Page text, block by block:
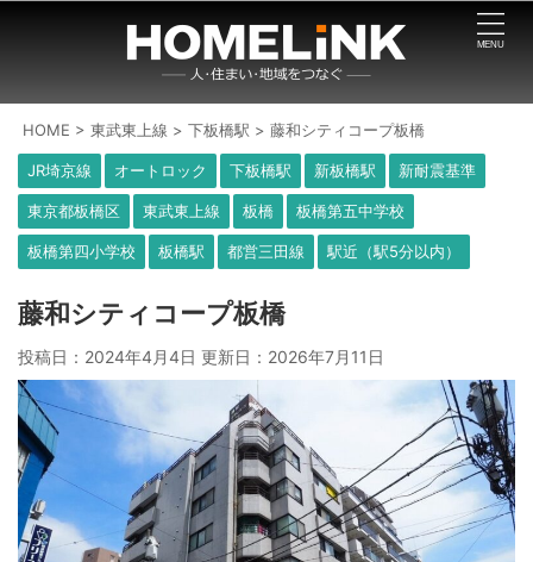
HOME >東武東上線 >下板橋駅 >藤和シティコープ板橋
JR埼京線 オートロック 下板橋駅 新板橋駅 新耐震基準
東京都板橋区 東武東上線 板橋 板橋第五中学校
板橋第四小学校 板橋駅 都営三田線 駅近（駅5分以内）
藤和シティコープ板橋
投稿日：2024年4月4日 更新日： 2026年7月11日